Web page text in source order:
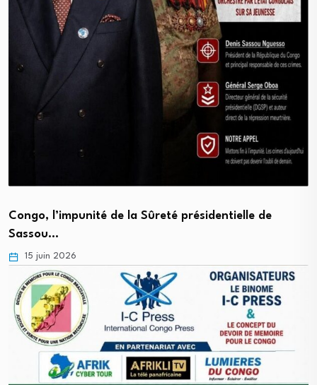
Congo, l’impunité de la Sûreté présidentielle de
Sassou…
15 juin 2026